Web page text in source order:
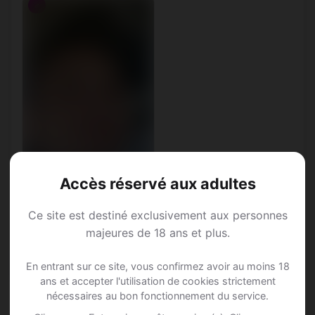
Accès réservé aux adultes
Ce site est destiné exclusivement aux personnes
majeures de 18 ans et plus.
En entrant sur ce site, vous confirmez avoir au moins 18
ans et accepter l'utilisation de cookies strictement
nécessaires au bon fonctionnement du service.
Gauderic, 31
Lion • Designer
Ablon-sur-Seine • Val-de-